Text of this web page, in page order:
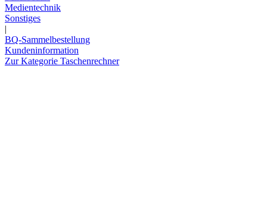
Medientechnik
Sonstiges
|
BQ-Sammelbestellung
Kundeninformation
Zur Kategorie Taschenrechner